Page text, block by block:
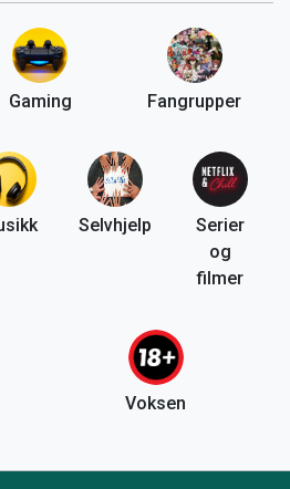
Gaming Fangrupper
Selvhjelp
Serier
og
filmer
Voksen